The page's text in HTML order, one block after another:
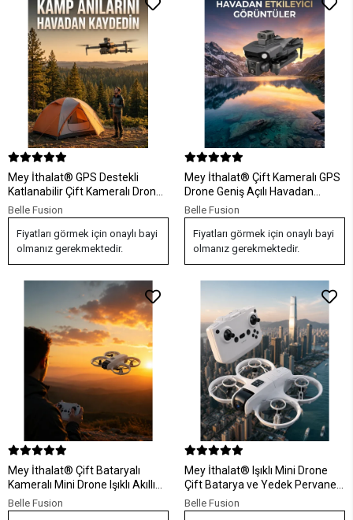
Mey İthalat® GPS Destekli
Katlanabilir Çift Kameralı Drone
Ekranlı Kumandalı
Belle Fusion
Fiyatları görmek için onaylı bayi
olmanız gerekmektedir.
Mey İthalat® Çift Kameralı GPS
Drone Geniş Açılı Havadan
Görüntüleme Sistemi
Belle Fusion
Fiyatları görmek için onaylı bayi
olmanız gerekmektedir.
Mey İthalat® Çift Bataryalı
Kameralı Mini Drone Işıklı Akıllı
Uçuş Sistemi
Belle Fusion
Mey İthalat® Işıklı Mini Drone
Çift Batarya ve Yedek Pervane
Setli
Belle Fusion